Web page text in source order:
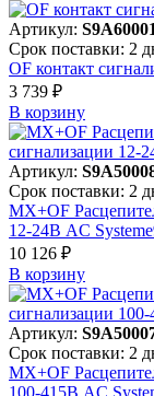
Артикул: S9A60001
Срок поставки: 2
OF контакт
3 739 ₽
В корзинy
Артикул:
Срок поставки: 2
MX+OF
12-24В AC
10 126 ₽
В корзинy
Артикул:
Срок поставки: 2
MX+OF
100-415В AC